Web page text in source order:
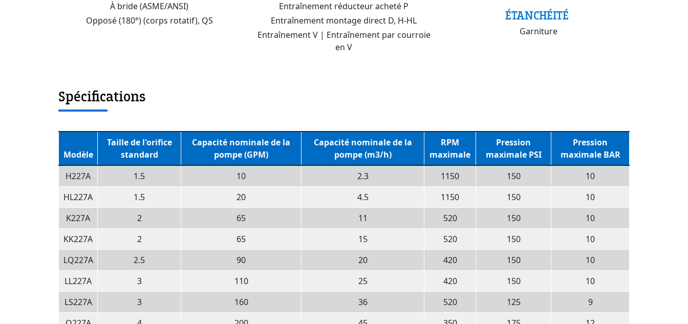
À bride (ASME/ANSI)
Opposé (180°) (corps rotatif), QS
Entraînement réducteur acheté P
Entraînement montage direct D, H-HL
Entraînement V | Entraînement par courroie
en V
ÉTANCHÉITÉ
Garniture
Spécifications
Modèle
Taille de l'orifice
standard
Capacité nominale de la
pompe (GPM)
Capacité nominale de la
pompe (m3/h)
RPM
maximale
Pression
maximale PSI
Pression
maximale BAR
H227A
1.5 10 2.3 1150 150
10
HL227A
1.5 20 4.5 1150 150
10
K227A
2 65 11 520 150
10
KK227A
2 65 15 520 150
10
LQ227A
2.5 90 20 420 150
10
LL227A
3 110 25 420 150
10
LS227A
3 160 36 520 125
9